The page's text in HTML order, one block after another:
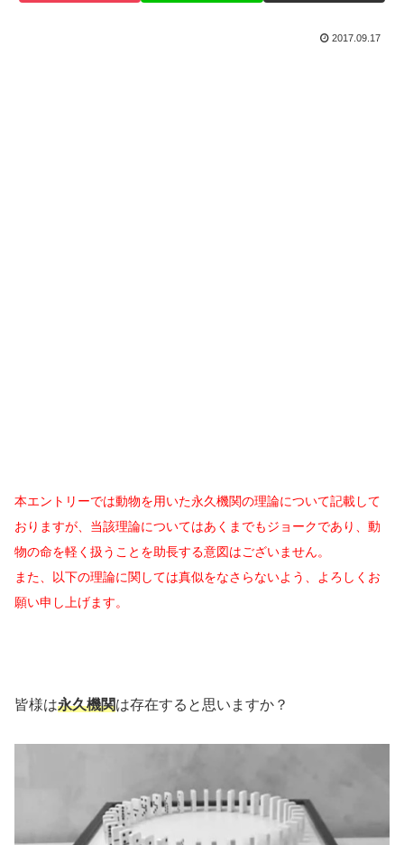
2017.09.17
本エントリーでは動物を用いた永久機関の理論について記載して
おりますが、当該理論についてはあくまでもジョークであり、動
物の命を軽く扱うことを助長する意図はございません。
また、以下の理論に関しては真似をなさらないよう、よろしくお
願い申し上げます。
皆様は永久機関は存在すると思いますか？